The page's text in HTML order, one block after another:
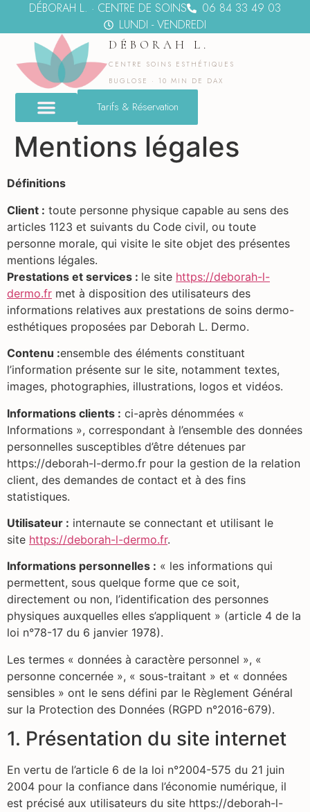
DÉBORAH L. · CENTRE DE SOINS
06 84 33 49 03
LUNDI - VENDREDI
DÉBORAH L.
CENTRE SOINS ESTHÉTIQUES
BUGLOSE · 10 MIN DE DAX
Tarifs & Réservation
Mentions légales
Définitions
Client : toute personne physique capable au sens des
articles 1123 et suivants du Code civil, ou toute
personne morale, qui visite le site objet des présentes
mentions légales.
Prestations et services : le site https://deborah-l-
dermo.fr met à disposition des utilisateurs des
informations relatives aux prestations de soins dermo-
esthétiques proposées par Deborah L. Dermo.
Contenu :ensemble des éléments constituant
l’information présente sur le site, notamment textes,
images, photographies, illustrations, logos et vidéos.
Informations clients : ci-après dénommées «
Informations », correspondant à l’ensemble des données
personnelles susceptibles d’être détenues par
https://deborah-l-dermo.fr pour la gestion de la relation
client, des demandes de contact et à des fins
statistiques.
Utilisateur : internaute se connectant et utilisant le
site https://deborah-l-dermo.fr.
Informations personnelles : « les informations qui
permettent, sous quelque forme que ce soit,
directement ou non, l’identification des personnes
physiques auxquelles elles s’appliquent » (article 4 de la
loi n°78-17 du 6 janvier 1978).
Les termes « données à caractère personnel », «
personne concernée », « sous-traitant » et « données
sensibles » ont le sens défini par le Règlement Général
sur la Protection des Données (RGPD n°2016-679).
1. Présentation du site internet
En vertu de l’article 6 de la loi n°2004-575 du 21 juin
2004 pour la confiance dans l’économie numérique, il
est précisé aux utilisateurs du site https://deborah-l-